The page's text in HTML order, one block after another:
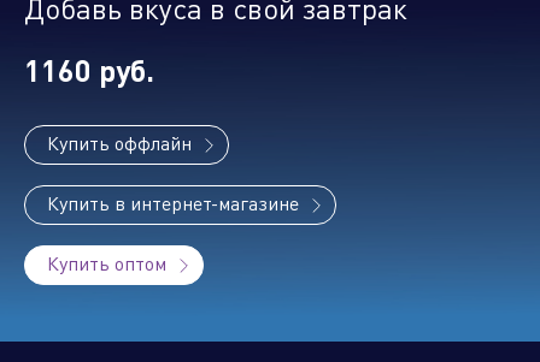
Алюминиевые,
панельные радиаторы
Оборудование для отопления и
водоснабжения
Добавь вкуса в свой завтрак
1160 руб.
Купить оффлайн
Купить в интернет-магазине
Купить оптом